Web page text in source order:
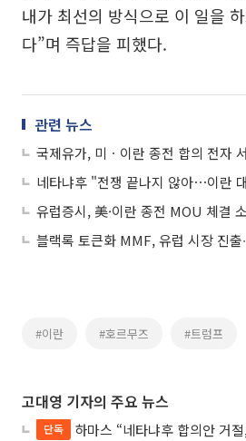
내가 최선의 방식으로 이 일을
다”며 즉답을 피했다.
관련 뉴스
블랙록 토큰화 MMF, 유럽 시장 진출
#이란 #호르무즈 #트럼프
고대영 기자의 주요 뉴스
단독
하마스 “네타냐후 합의안 거절,